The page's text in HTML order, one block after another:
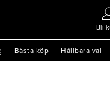
Bli
Bästa köp Hållbara val